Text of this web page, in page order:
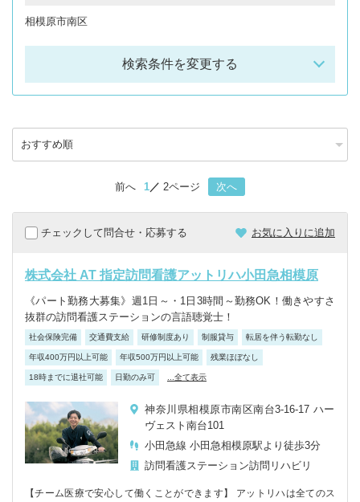
相模原市南区
検索条件を変更する
前へ 1 2ページ 次へ
チェックして問合せ・応募する お気に入りに追加
株式会社 AT 指定訪問看護アットリハ小田急相模原
《パート勤務大募集》週1日～・1日3時間～勤務OK！働きやすさ
抜群の訪問看護ステーションの言語聴覚士！
社会保険完備 交通費支給 研修制度あり 制服貸与 転居を伴う転勤なし
年収400万円以上可能 年収500万円以上可能 残業ほぼなし
18時までに退社可能 日勤のみ可 ...全て表示
神奈川県相模原市南区南台3-16-17 ハー
ヴェスト南台101
小田急線 小田急相模原駅より徒歩3分
訪問看護ステーション訪問リハビリ
【チーム医療で安心して働くことができます】 アットリハは全てのス